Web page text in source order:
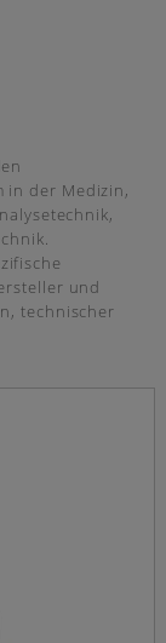
in der Medizin,
und
technischer